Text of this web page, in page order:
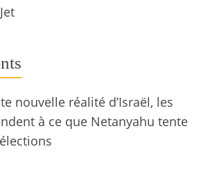
nouvelle réalité d’Israël, les
à ce que Netanyahu tente